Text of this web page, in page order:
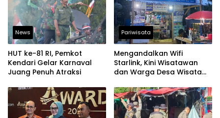
News
HUT ke-81 RI, Pemkot
Kendari Gelar Karnaval
Juang Penuh Atraksi
Pariwisata
Mengandalkan Wifi
Starlink, Kini Wisatawan
dan Warga Desa Wisata
Mengakses Transaksi
Digital